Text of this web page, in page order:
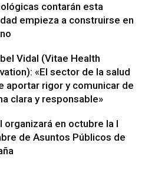
contarán esta
empieza a construirse en
Vidal (Vitae Health
«El sector de la salud
aportar rigor y comunicar de
clara y responsable»
organizará en octubre la I
de Asuntos Públicos de